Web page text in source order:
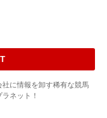
に情報を卸す稀有な競馬
ネット！